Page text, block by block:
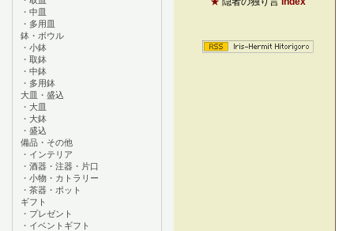
・ 中皿
・ 多用皿
鉢・ボウル
・ 小鉢
・ 取鉢
・ 中鉢
・ 多用鉢
大皿・盛込
・ 大皿
・ 大鉢
・ 盛込
備品・その他
・ インテリア
・ 酒器・注器・片口
・ 小物・カトラリー
・ 茶器・ポット
ギフト
・ プレゼント
・ イベントギフト